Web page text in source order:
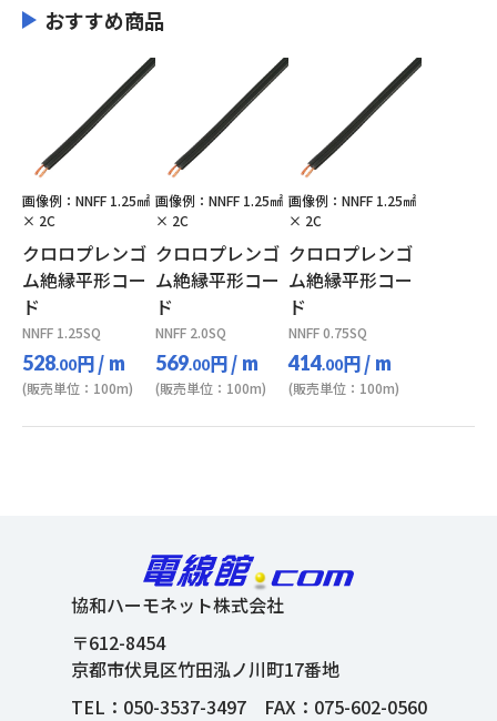
おすすめ商品
画像例：NNFF 1.25㎟
× 2C
クロロプレンゴ
ム絶縁平形コー
ド
NNFF 1.25SQ
528.00円/ m
(販売単位：100m)
画像例：NNFF 1.25㎟
× 2C
クロロプレンゴ
ム絶縁平形コー
ド
NNFF 2.0SQ
569.00円/ m
(販売単位：100m)
画像例：NNFF 1.25㎟
× 2C
クロロプレンゴ
ム絶縁平形コー
ド
NNFF 0.75SQ
414.00円/ m
(販売単位：100m)
協和ハーモネット株式会社
〒612-8454
京都市伏見区竹田泓ノ川町17番地
TEL： 050-3537-3497FAX：075-602-0560